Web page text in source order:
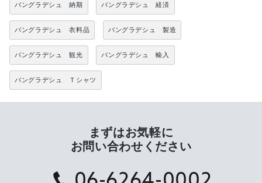
バングラデシュ 納期 バングラデシュ 経済
バングラデシュ 衣料品 バングラデシュ 製造
バングラデシュ 観光 バングラデシュ 輸入
バングラデシュ Ｔシャツ
まずはお気軽に
お問い合わせください